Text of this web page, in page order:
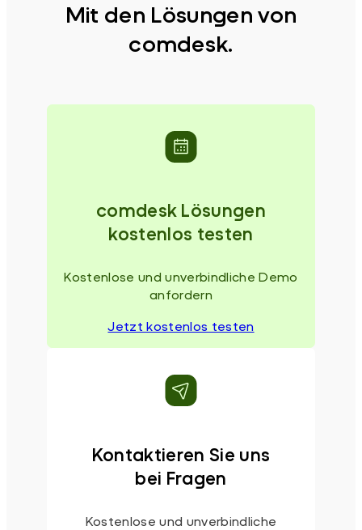
Mit den Lösungen von
comdesk.
comdesk Lösungen
kostenlos testen
Kostenlose und unverbindliche Demo
anfordern
Jetzt kostenlos testen
Kontaktieren Sie uns
bei Fragen
Kostenlose und unverbindliche